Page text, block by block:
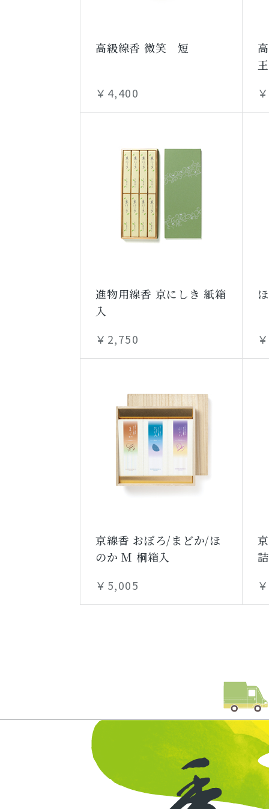
高級線香 微笑 短
￥4,400
進物用線香 京にしき 紙箱
入
￥2,750
京線香 おぼろ/まどか/ほ
のか M 桐箱入
￥5,005